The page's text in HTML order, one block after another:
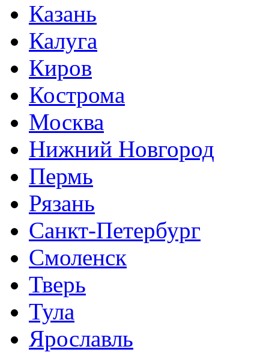
Казань
Калуга
Киров
Кострома
Москва
Нижний Новгород
Пермь
Рязань
Санкт-Петербург
Смоленск
Тверь
Тула
Ярославль